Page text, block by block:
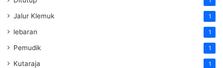
Jalur Klemuk 1
lebaran 1
Pemudik 1
Kutaraja 1